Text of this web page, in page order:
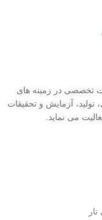
در زمینه های
آزمایش و تحقیقات
می نماید.